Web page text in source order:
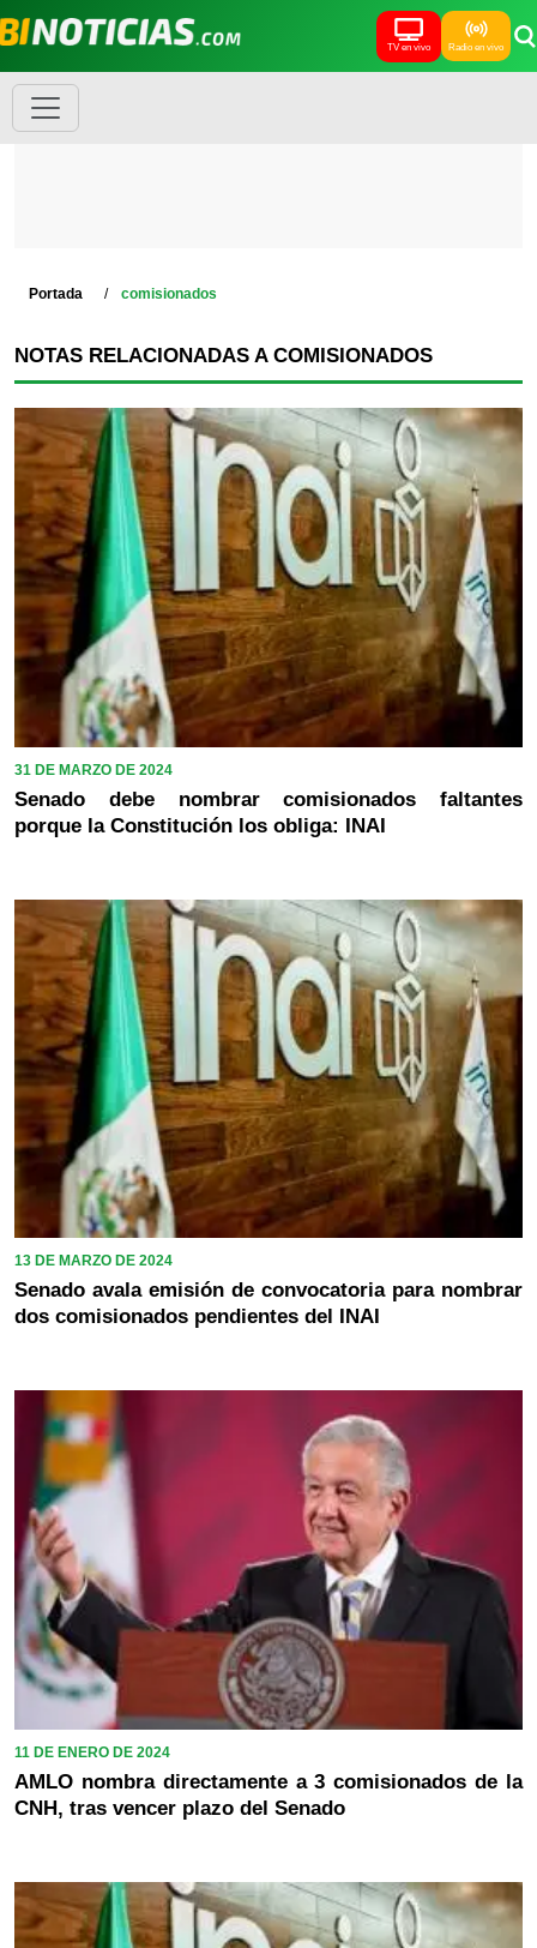
TV en vivo Radio en vivo
Portada comisionados
NOTAS RELACIONADAS A COMISIONADOS
31 DE MARZO DE 2024
Senado debe nombrar comisionados faltantes
porque la Constitución los obliga: INAI
13 DE MARZO DE 2024
Senado avala emisión de convocatoria para nombrar
dos comisionados pendientes del INAI
11 DE ENERO DE 2024
AMLO nombra directamente a 3 comisionados de la
CNH, tras vencer plazo del Senado